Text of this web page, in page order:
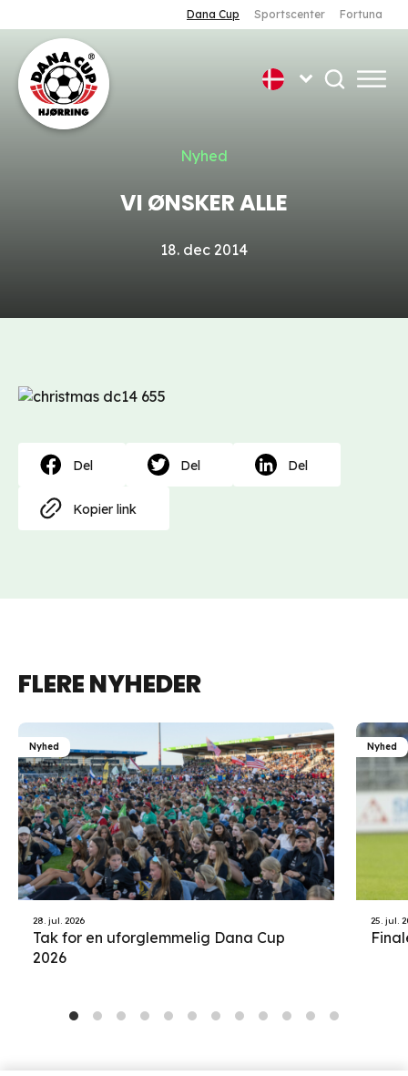
Dana Cup Sportscenter Fortuna
Nyhed
VI ØNSKER ALLE
18. dec 2014
Del Del Del
Kopier link
FLERE NYHEDER
Nyhed
28. jul. 2026
Tak for en uforglemmelig Dana Cup
2026
Nyhed
25. jul.